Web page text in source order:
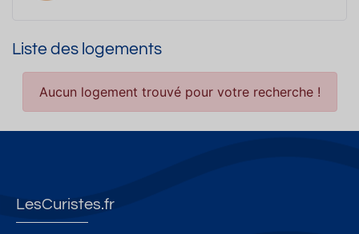
Liste des logements
Aucun logement trouvé pour votre recherche !
LesCuristes.fr